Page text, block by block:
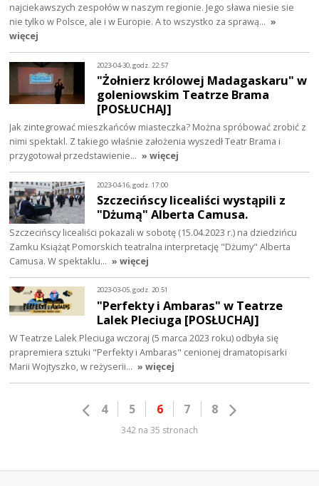
najciekawszych zespołów w naszym regionie. Jego sława niesie sie
nie tylko w Polsce, ale i w Europie. A to wszystko za sprawą… »
więcej
2023-04-30, godz. 22:57
"Żołnierz królowej Madagaskaru" w
goleniowskim Teatrze Brama
[POSŁUCHAJ]
Jak zintegrować mieszkańców miasteczka? Można spróbować zrobić z
nimi spektakl. Z takiego właśnie założenia wyszedł Teatr Brama i
przygotował przedstawienie… » więcej
2023-04-16, godz. 17:00
Szczecińscy licealiści wystąpili z
"Dżumą" Alberta Camusa.
Szczecińscy licealiści pokazali w sobotę (15.04.2023 r.) na dziedzińcu
Zamku Książąt Pomorskich teatralna interpretację "Dżumy" Alberta
Camusa. W spektaklu… » więcej
2023-03-05, godz. 20:51
"Perfekty i Ambaras" w Teatrze
Lalek Pleciuga [POSŁUCHAJ]
W Teatrze Lalek Pleciuga wczoraj (5 marca 2023 roku) odbyła się
prapremiera sztuki "Perfekty i Ambaras" cenionej dramatopisarki
Marii Wojtyszko, w reżyserii… » więcej
4 5 6 7 8
342 na 35 stronach